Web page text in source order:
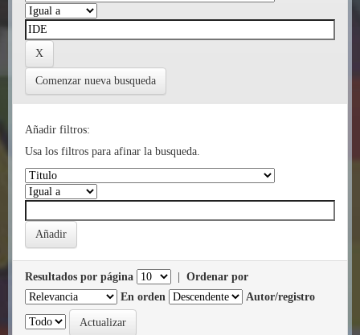
Comenzar nueva busqueda
Añadir filtros:
Usa los filtros para afinar la busqueda.
Resultados por página
Ordenar por
En orden
Autor/registro